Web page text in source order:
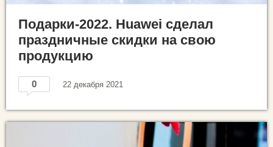
Подарки-2022. Huawei сделал
праздничные скидки на свою
продукцию
0 22 декабря 2021